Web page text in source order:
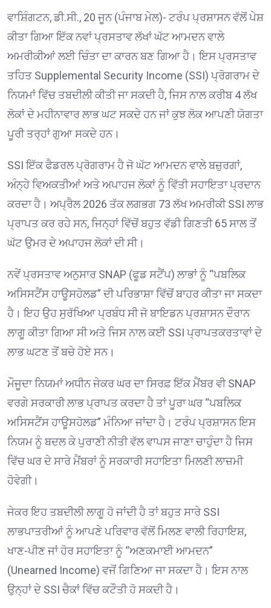
ਵਾਸ਼ਿੰਗਟਨ, ਡੀ.ਸੀ., 20 ਜੂਨ (ਪੰਜਾਬ ਮੇਲ)- ਟਰੰਪ ਪ੍ਰਸ਼ਾਸਨ ਵੱਲੋਂ ਪੇਸ਼
ਕੀਤਾ ਗਿਆ ਇੱਕ ਨਵਾਂ ਪ੍ਰਸਤਾਵ ਲੱਖਾਂ ਘੱਟ ਆਮਦਨ ਵਾਲੇ
ਅਮਰੀਕੀਆਂ ਲਈ ਚਿੰਤਾ ਦਾ ਕਾਰਨ ਬਣ ਗਿਆ ਹੈ। ਇਸ ਪ੍ਰਸਤਾਵ
ਤਹਿਤ Supplemental Security Income (SSI) ਪ੍ਰੋਗਰਾਮ ਦੇ
ਨਿਯਮਾਂ ਵਿੱਚ ਤਬਦੀਲੀ ਕੀਤੀ ਜਾ ਸਕਦੀ ਹੈ, ਜਿਸ ਨਾਲ ਕਰੀਬ 4 ਲੱਖ
ਲੋਕਾਂ ਦੇ ਮਹੀਨਾਵਾਰ ਲਾਭ ਘਟ ਸਕਦੇ ਹਨ ਜਾਂ ਕੁਝ ਲੋਕ ਆਪਣੀ ਯੋਗਤਾ
ਪੂਰੀ ਤਰ੍ਹਾਂ ਗੁਆ ਸਕਦੇ ਹਨ।
SSI ਇੱਕ ਫੈਡਰਲ ਪ੍ਰੋਗਰਾਮ ਹੈ ਜੋ ਘੱਟ ਆਮਦਨ ਵਾਲੇ ਬਜ਼ੁਰਗਾਂ,
ਅੰਨ੍ਹੇ ਵਿਅਕਤੀਆਂ ਅਤੇ ਅਪਾਹਜ ਲੋਕਾਂ ਨੂੰ ਵਿੱਤੀ ਸਹਾਇਤਾ ਪ੍ਰਦਾਨ
ਕਰਦਾ ਹੈ। ਅਪ੍ਰੈਲ 2026 ਤੱਕ ਲਗਭਗ 73 ਲੱਖ ਅਮਰੀਕੀ SSI ਲਾਭ
ਪ੍ਰਾਪਤ ਕਰ ਰਹੇ ਸਨ, ਜਿਨ੍ਹਾਂ ਵਿੱਚੋਂ ਬਹੁਤ ਵੱਡੀ ਗਿਣਤੀ 65 ਸਾਲ ਤੋਂ
ਘੱਟ ਉਮਰ ਦੇ ਅਪਾਹਜ ਲੋਕਾਂ ਦੀ ਸੀ।
ਨਵੇਂ ਪ੍ਰਸਤਾਵ ਅਨੁਸਾਰ SNAP (ਫੂਡ ਸਟੈਂਪ) ਲਾਭਾਂ ਨੂੰ “ਪਬਲਿਕ
ਅਸਿਸਟੈਂਸ ਹਾਊਸਹੋਲਡ” ਦੀ ਪਰਿਭਾਸ਼ਾ ਵਿੱਚੋਂ ਬਾਹਰ ਕੀਤਾ ਜਾ ਸਕਦਾ
ਹੈ। ਇਹ ਉਹ ਸੁਰੱਖਿਆ ਪ੍ਰਬੰਧ ਸੀ ਜੋ ਬਾਇਡਨ ਪ੍ਰਸ਼ਾਸਨ ਦੌਰਾਨ
ਲਾਗੂ ਕੀਤਾ ਗਿਆ ਸੀ ਅਤੇ ਜਿਸ ਨਾਲ ਕਈ SSI ਪ੍ਰਾਪਤਕਰਤਾਵਾਂ ਦੇ
ਲਾਭ ਘਟਣ ਤੋਂ ਬਚੇ ਹੋਏ ਸਨ।
ਮੌਜੂਦਾ ਨਿਯਮਾਂ ਅਧੀਨ ਜੇਕਰ ਘਰ ਦਾ ਸਿਰਫ਼ ਇੱਕ ਮੈਂਬਰ ਵੀ SNAP
ਵਰਗੇ ਸਰਕਾਰੀ ਲਾਭ ਪ੍ਰਾਪਤ ਕਰਦਾ ਹੈ ਤਾਂ ਪੂਰਾ ਘਰ “ਪਬਲਿਕ
ਅਸਿਸਟੈਂਸ ਹਾਊਸਹੋਲਡ” ਮੰਨਿਆ ਜਾਂਦਾ ਹੈ। ਟਰੰਪ ਪ੍ਰਸ਼ਾਸਨ ਇਸ
ਨਿਯਮ ਨੂੰ ਬਦਲ ਕੇ ਪੁਰਾਣੀ ਨੀਤੀ ਵੱਲ ਵਾਪਸ ਜਾਣਾ ਚਾਹੁੰਦਾ ਹੈ ਜਿਸ
ਵਿੱਚ ਘਰ ਦੇ ਸਾਰੇ ਮੈਂਬਰਾਂ ਨੂੰ ਸਰਕਾਰੀ ਸਹਾਇਤਾ ਮਿਲਣੀ ਲਾਜ਼ਮੀ
ਹੋਵੇਗੀ।
ਜੇਕਰ ਇਹ ਤਬਦੀਲੀ ਲਾਗੂ ਹੋ ਜਾਂਦੀ ਹੈ ਤਾਂ ਬਹੁਤ ਸਾਰੇ SSI
ਲਾਭਪਾਤਰੀਆਂ ਨੂੰ ਆਪਣੇ ਪਰਿਵਾਰ ਵੱਲੋਂ ਮਿਲਣ ਵਾਲੀ ਰਿਹਾਇਸ਼,
ਖਾਣ-ਪੀਣ ਜਾਂ ਹੋਰ ਸਹਾਇਤਾ ਨੂੰ “ਅਣਕਮਾਈ ਆਮਦਨ”
(Unearned Income) ਵਜੋਂ ਗਿਣਿਆ ਜਾ ਸਕਦਾ ਹੈ। ਇਸ ਨਾਲ
ਉਨ੍ਹਾਂ ਦੇ SSI ਚੈਕਾਂ ਵਿੱਚ ਕਟੌਤੀ ਹੋ ਸਕਦੀ ਹੈ।